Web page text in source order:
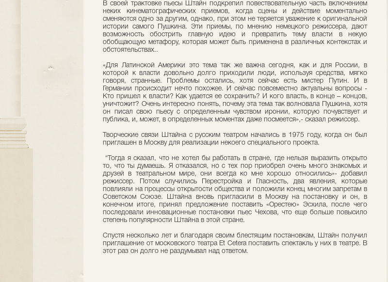
В своей трактовке пьесы Штайн подкрепил повествовательную часть включением
неких кинематографических приемов, когда сцены и действие моментально
сменяются одно за другим, однако, при этом не теряется уважение к оригинальной
истории самого Пушкина. Эти приемы, по мнению немецкого режиссера, дают
возможность обострить главную идею и превратить тему власти в некую
обобщающую метафору, которая может быть применена в различных контекстах и
обстоятельствах..
«Для Латинской Америки это тема так же важна сегодня, как и для России, в
которой к власти довольно долго приходили люди, используя средства, мягко
говоря, странные. Проблемы остались, хотя сейчас есть мистер Путин. И в
Германии происходит нечто похожее. И сейчас повсеместно актуальны вопросы -
Кто пришел к власти? Как удается ее сохранить? И кого власть, в конце – концов,
уничтожит? Очень интересно понять, почему эта тема так волновала Пушкина, хотя
он писал свою пьесу с определенным чувством иронии, которую почувствует и
публика, и, может, в определенных моментах даже посмеется»,- сказал режиссер.
Творческие связи Штайна с русским театром начались в 1975 году, когда он был
приглашен в Москву для реализации некоего специального проекта.
“Тогда я сказал, что не хотел бы работать в стране, где нельзя выразить открыто
то, что ты думаешь. Я отказался, но с тех пор приобрел очень много знакомых и
друзей в театральном мире, они всегда ко мне хорошо относились»- добавил
режиссер. Потом случились Перестройка и Гласность, два явления, которые
повлияли на процессы открытости общества и положили конец многим запретам в
Советском Союзе. Штайна вновь пригласили в Москву на постановку и он, в
конечном итоге, принял предложение поставить «Орестею» Эсхила, после чего
последовали инновационные постановки пьес Чехова, что еще больше повысило
степень популярности Штайна в этой стране.
Спустя несколько лет и благодаря своим блестящим постановкам, Штайн получил
приглашение от московского театра Et Cetera поставить спектакль у них в театре. В
этот раз он долго не раздумывал над ответом.